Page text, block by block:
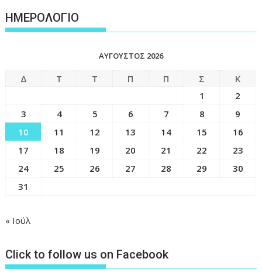
ΗΜΕΡΟΛΟΓΙΟ
ΑΎΓΟΥΣΤΟΣ 2026
Δ Τ Τ Π Π Σ
Κ
1
2
3
4 5 6 7 8
9
10
11 12 13 14 15
16
17
18 19 20 21 22
23
24
25 26 27 28 29
30
31
« Ιούλ
Click to follow us on Facebook